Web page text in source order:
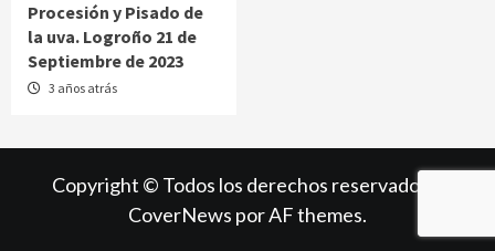
Procesión y Pisado de
la uva. Logroño 21 de
Septiembre de 2023
3 años atrás
Copyright © Todos los derechos reservados.
CoverNews por AF themes.